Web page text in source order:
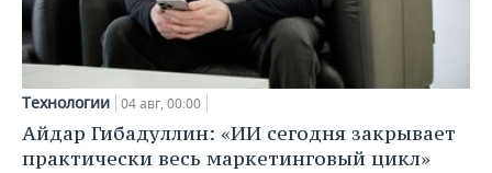
Технологии 04 авг, 00:00
Айдар Гибадуллин: «ИИ сегодня закрывает
практически весь маркетинговый цикл»